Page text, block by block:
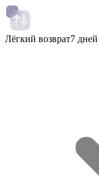
Лёгкий возврат7